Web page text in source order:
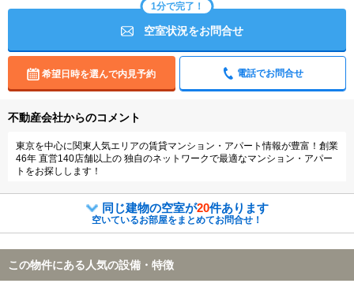
1分で完了！
空室状況をお問合せ
希望日時を選んで内見予約 電話でお問合せ
不動産会社からのコメント
東京を中心に関東人気エリアの賃貸マンション・アパート情報が豊富！創業
46年 直営140店舗以上の 独自のネットワークで最適なマンション・アパー
トをお探しします！
同じ建物の空室が20件あります
空いているお部屋をまとめてお問合せ！
この物件にある人気の設備・特徴